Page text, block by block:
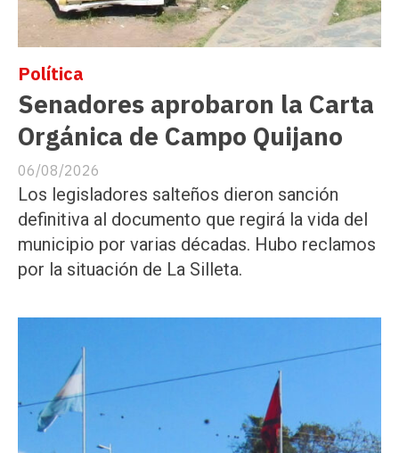
Senadores aprobaron la Carta
Orgánica de Campo Quijano
Política
06/08/2026
Los legisladores salteños dieron sanción
definitiva al documento que regirá la vida del
municipio por varias décadas. Hubo reclamos
por la situación de La Silleta.